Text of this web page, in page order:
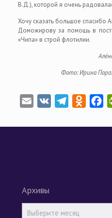
В.Д.), которой я очень
Хочу сказать большое
Доможирову за помощь в
«Чипа» в строй флотилии.
Фото: Ирина
Email VK Telegram
Архивы